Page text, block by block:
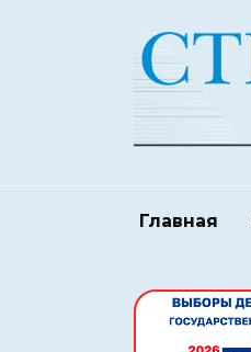
Главная